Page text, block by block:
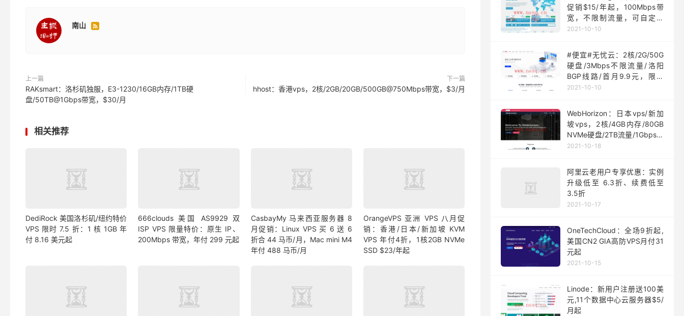
南山 
上一篇
RAKsmart：洛杉矶独服，E3-1230/16GB内存/1TB硬
盘/50TB@1Gbps带宽，$30/月
下一篇
hhost：香港vps，2核/2GB/20GB/500GB@750Mbps带宽，$3/月
相关推荐
DediRock 美国洛杉矶/纽约特价
VPS 限时 7.5 折：1 核 1GB 年
付 8.16 美元起
666clouds 美国 AS9929 双
ISP VPS 限量特价：原生 IP、
200Mbps 带宽，年付 299 元起
CasbayMy 马来西亚服务器 8
月促销：Linux VPS 买 6 送 6
折合 44 马币/月，Mac mini M4
年付 488 马币/月
OrangeVPS 亚洲 VPS 八月促
销：香港/日本/新加坡 KVM
VPS 年付4折，1核2GB NVMe
SSD $23/年起
促销$15/年起，100Mbps带
宽，不限制流量，可自定义
ISO
2021-10-10
#便宜#无忧云：2核/2G/50G
硬盘/3Mbps不限流量/洛阳
BGP线路/首月9.9元，限量
200台
2021-10-10
WebHorizon：日本vps/新加
坡vps，2核/4GB内存/80GB
NVMe硬盘/2TB流量/1Gbps端
口，$5/月起
2021-10-18
阿里云老用户专享优惠：实例
升级低至 6.3折、续费低至
3.5折
2021-10-17
OneTechCloud：全场9折起,
美国CN2 GIA高防VPS月付31
元起
2021-10-15
Linode：新用户注册送100美
元,11个数据中心云服务器$5/
月起